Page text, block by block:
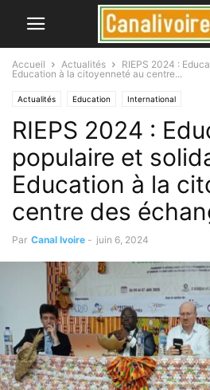
Accueil Actualités
RIEPS 2024 :
Education à la citoyenneté au centre...
Actualités Education International
RIEPS 2024 :
populaire et
Education à la
centre des
Par Canal Ivoire - juin 6, 2024